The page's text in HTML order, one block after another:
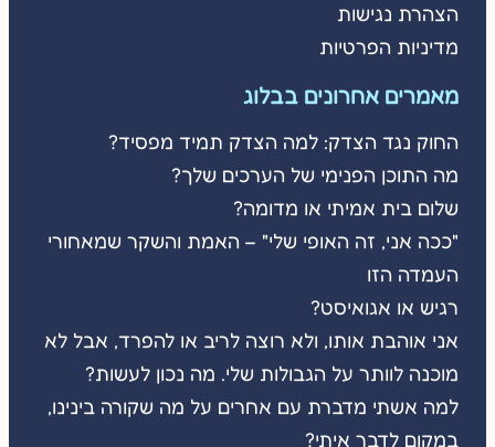
הצהרת נגישות
מדיניות הפרטיות
מאמרים אחרונים בבלוג
החוק נגד הצדק: למה הצדק תמיד מפסיד?
מה התוכן הפנימי של הערכים שלך?
שלום בית אמיתי או מדומה?
"ככה אני, זה האופי שלי" – האמת והשקר שמאחורי
העמדה הזו
רגיש או אגואיסט?
אני אוהבת אותו, ולא רוצה לריב או להפרד, אבל לא
מוכנה לוותר על הגבולות שלי. מה נכון לעשות?
למה אשתי מדברת עם אחרים על מה שקורה בינינו,
במקום לדבר איתי?